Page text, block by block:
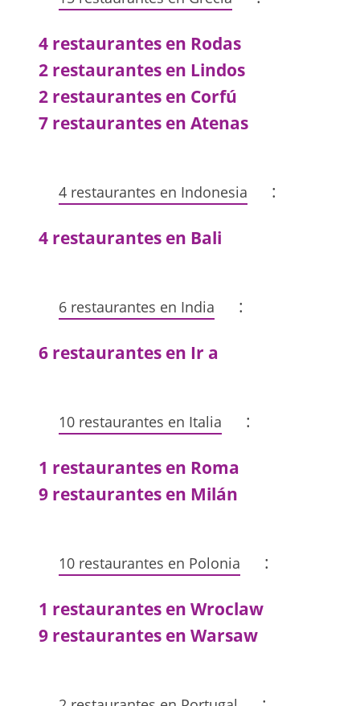
4 restaurantes en Rodas
2 restaurantes en Lindos
2 restaurantes en Corfú
7 restaurantes en Atenas
4 restaurantes en Indonesia :
4 restaurantes en Bali
6 restaurantes en India :
6 restaurantes en Ir a
10 restaurantes en Italia :
1 restaurantes en Roma
9 restaurantes en Milán
10 restaurantes en Polonia :
1 restaurantes en Wroclaw
9 restaurantes en Warsaw